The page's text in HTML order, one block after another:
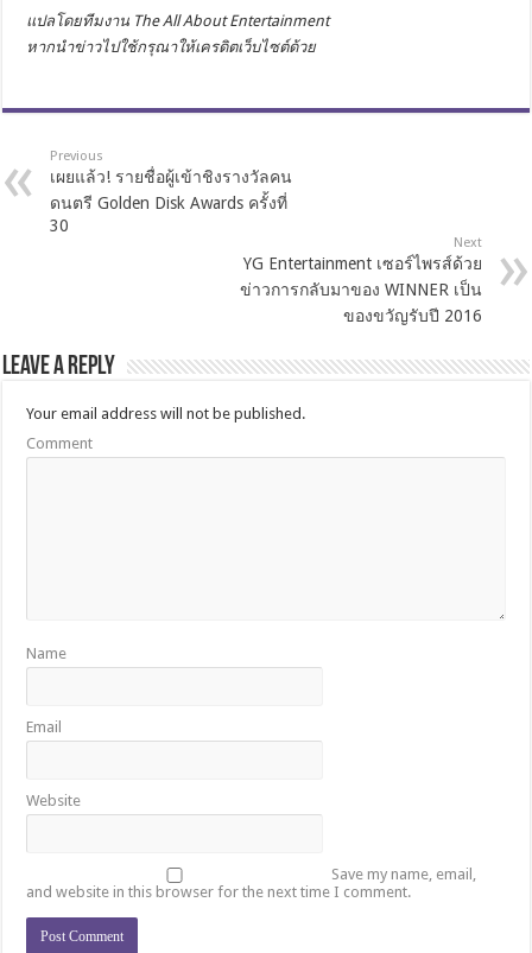
แปลโดยทีมงาน The All About Entertainment
หากนำข่าวไปใช้กรุณาให้เครดิตเว็บไซต์ด้วย
Previous
เผยแล้ว! รายชื่อผู้เข้าชิงรางวัลคน
ดนตรี Golden Disk Awards ครั้งที่
30
Next
YG Entertainment เซอร์ไพรส์ด้วย
ข่าวการกลับมาของ WINNER เป็น
ของขวัญรับปี 2016
Leave a Reply
Your email address will not be published.
Comment
Name
Email
Website
Save my name, email,
and website in this browser for the next time I comment.